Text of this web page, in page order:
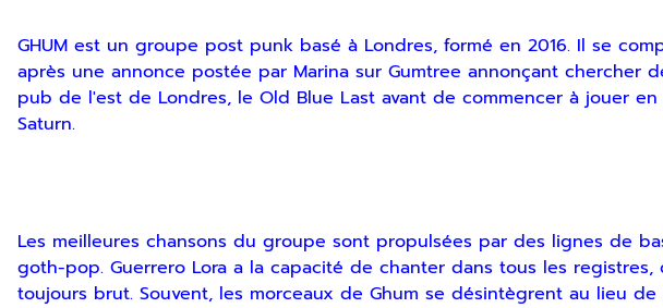
GHUM est un groupe post punk basé à Londres, formé en 2016. Il se
après une annonce postée par Marina sur Gumtree annonçant
pub de l'est de Londres, le Old Blue Last avant de commencer à jouer
Saturn.
Les meilleures chansons du groupe sont propulsées par des lignes de
goth-pop. Guerrero Lora a la capacité de chanter dans tous les
toujours brut. Souvent, les morceaux de Ghum se désintègrent au lieu